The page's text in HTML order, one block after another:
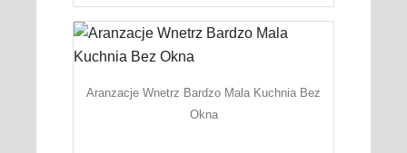
Aranzacje Wnetrz Bardzo Mala Kuchnia Bez
Okna